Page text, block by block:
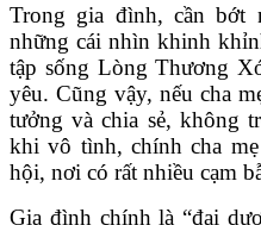
Trong gia đình, cần bớt
những cái nhìn khinh
tập sống Lòng Thương
yêu. Cũng vậy, nếu cha
tưởng và chia sẻ, không
khi vô tình, chính cha
hội, nơi có rất nhiều cạm
Gia đình chính là “đại